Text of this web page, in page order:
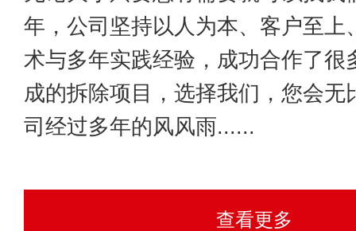
年，公司坚持以人为本、客户至上
术与多年实践经验，成功合作了很
成的拆除项目，选择我们，您会
司经过多年的风风雨......
查看更多